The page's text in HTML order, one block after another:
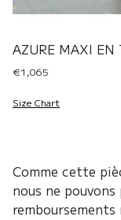
AZURE MAXI EN
€1,065
Size Chart
Comme cette
nous ne pouvons